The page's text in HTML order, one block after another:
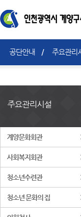
공단안내 주요관리
주요관리시설
계양문화회관
사회복지회관
청소년수련관
청소년 문화의 집